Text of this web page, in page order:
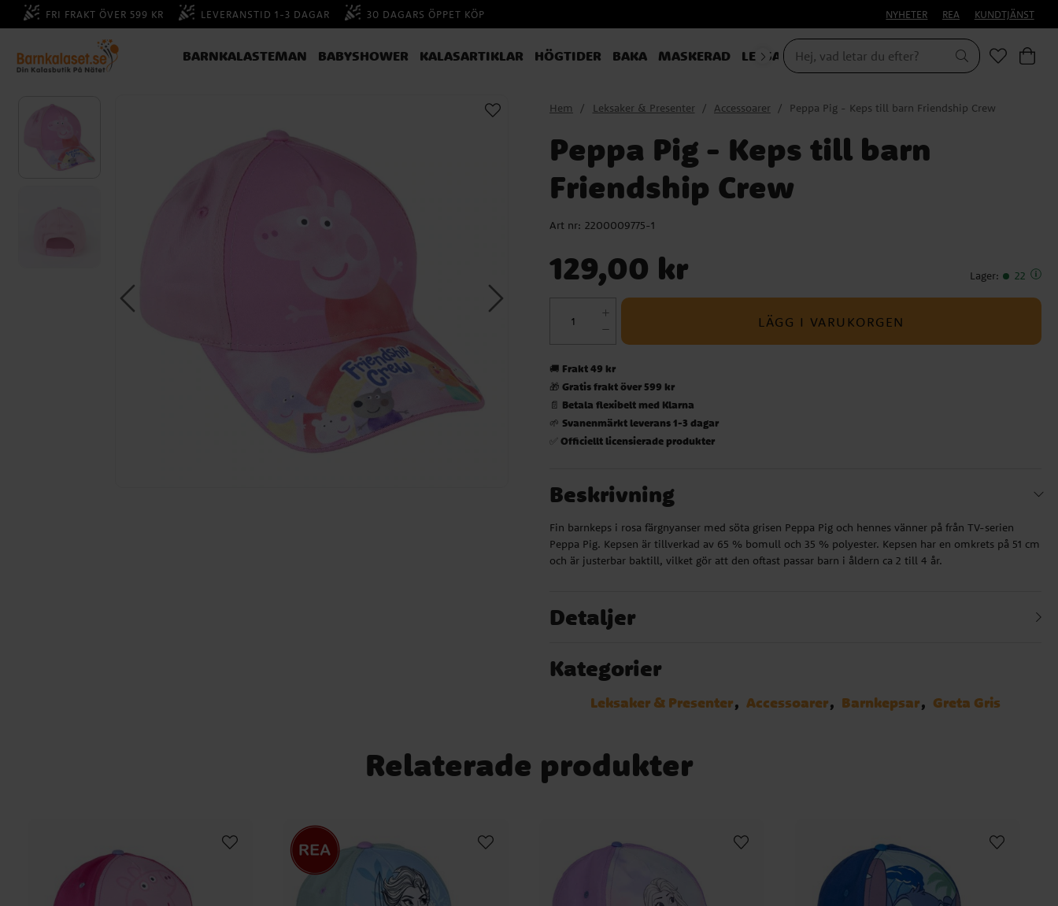
FRI FRAKT ÖVER 599 KR LEVERANSTID 1-3 DAGAR 30 DAGARS ÖPPET KÖP NYHETER REA KUNDTJÄNST
BARNKALASTEMAN BABYSHOWER KALASARTIKLAR HÖGTIDER BAKA MASKERAD LEKSAKER & PRESENTER
Hem Leksaker & Presenter Accessoarer Peppa Pig - Keps till barn Friendship Crew
Peppa Pig - Keps till barn
Friendship Crew
Art nr: 2200009775-1
129,00 kr Lager: 22
LÄGG I VARUKORGEN
🚚 Frakt 49 kr
🎁Gratis frakt över 599 kr
📄 Betala flexibelt med Klarna
🌱Svanenmärkt leverans 1-3 dagar
✅Officiellt licensierade produkter
Beskrivning
Fin barnkeps i rosa färgnyanser med söta grisen Peppa Pig och hennes vänner på från TV-serien
Peppa Pig. Kepsen är tillverkad av 65 % bomull och 35 % polyester. Kepsen har en omkrets på 51 cm
och är justerbar baktill, vilket gör att den oftast passar barn i åldern ca 2 till 4 år.
Detaljer
Kategorier
Leksaker & Presenter Accessoarer Barnkepsar Greta Gris
Relaterade produkter